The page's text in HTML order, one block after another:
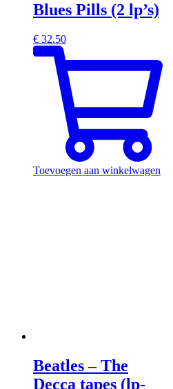
Blues Pills (2 lp’s)
€ 32.50
Toevoegen aan winkelwagen
Beatles – The
Decca tapes (lp-